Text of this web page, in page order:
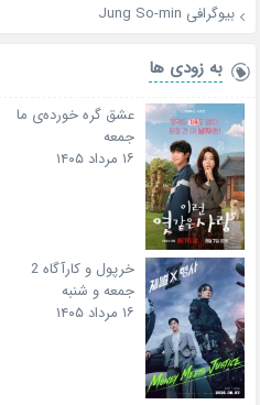
بیوگرافی Jung So-min
به زودی ها
عشق گره خورده‌ی ما
جمعه
۱۶ مرداد ۱۴۰۵
خرپول و کارآگاه 2
جمعه و شنبه
۱۶ مرداد ۱۴۰۵